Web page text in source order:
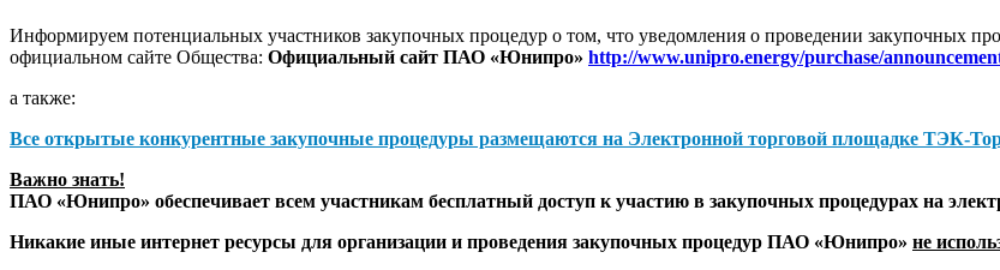
Информируем потенциальных участников закупочных процедур о том, что уведомления о проведении закупочных
официальном сайте Общества: Официальный сайт ПАО «Юнипро» http://www.unipro.energy/purchase/
а также:
Все открытые конкурентные закупочные процедуры размещаются на Электронной торговой площадке ТЭК-
Важно знать!
ПАО «Юнипро» обеспечивает всем участникам бесплатный доступ к участию в закупочных процедурах на
Никакие иные интернет ресурсы для организации и проведения закупочных процедур ПАО «Юнипро» не